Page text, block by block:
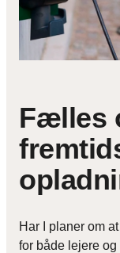
Fælles
Har I planer om
for både lejere